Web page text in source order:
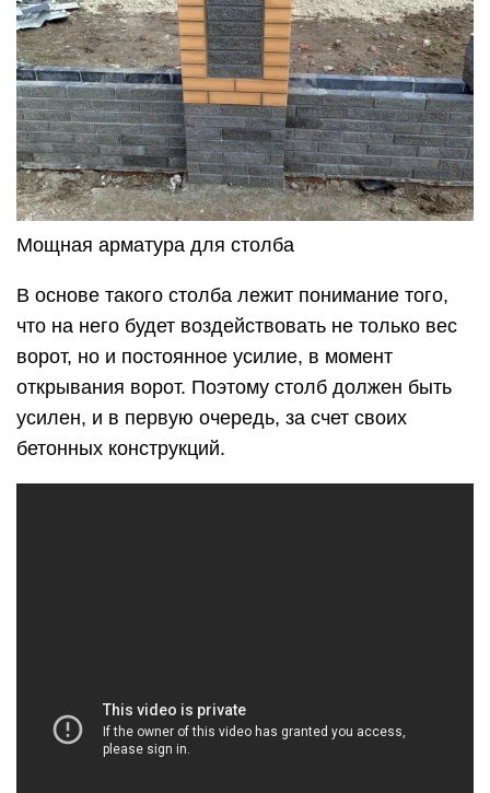
Мощная арматура для столба
В основе такого столба лежит понимание того,
что на него будет воздействовать не только вес
ворот, но и постоянное усилие, в момент
открывания ворот. Поэтому столб должен быть
усилен, и в первую очередь, за счет своих
бетонных конструкций.